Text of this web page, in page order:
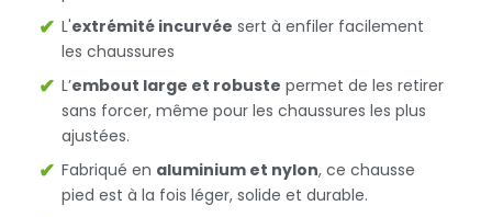
L'extrémité incurvée sert à enfiler facilement
les chaussures
L’embout large et robuste permet de les retirer
sans forcer, même pour les chaussures les plus
ajustées.
Fabriqué en aluminium et nylon, ce chausse
pied est à la fois léger, solide et durable.